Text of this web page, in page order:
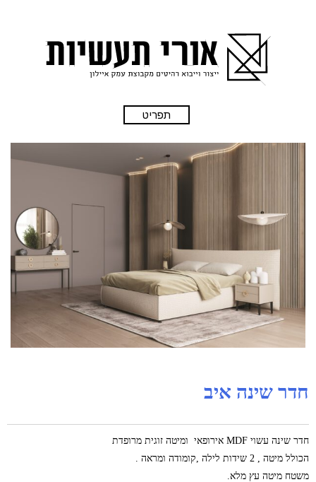
תפריט
חדר שינה איב
חדר שינה עשוי MDF אירופאי ומיטה זוגית מרופדת
הכולל מיטה , 2 שידות לילה ,קומודה ומראה .
משטח מיטה עץ מלא.